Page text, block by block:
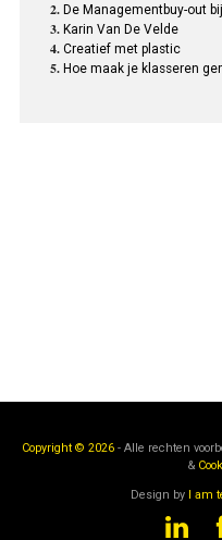
De Managementbuy-out
Karin Van De Velde
Creatief met plastic
Hoe maak je klasseren
Copyright © 2026 - Alle rechten
&
Design by I am